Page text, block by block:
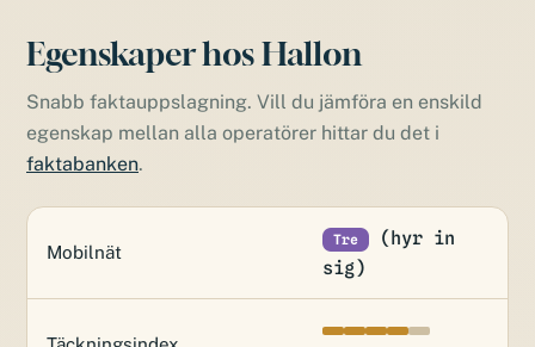
Egenskaper hos Hallon
Snabb faktauppslagning. Vill du jämföra en enskild
egenskap mellan alla operatörer hittar du det i
faktabanken.
Mobilnät
Tre
(hyr in
sig)